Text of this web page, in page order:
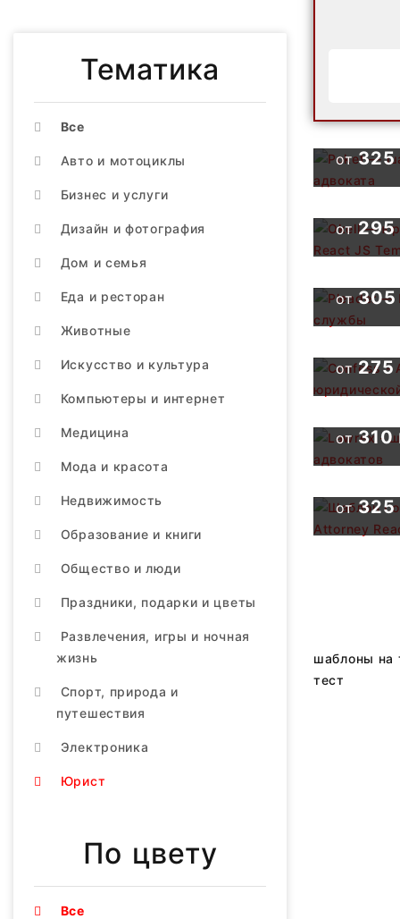
Тематика
Все
Авто и мотоциклы
Бизнес и услуги
Дизайн и фотография
Дом и семья
Еда и ресторан
Животные
Искусство и культура
Компьютеры и интернет
Медицина
Мода и красота
Недвижимость
Образование и книги
Общество и люди
Праздники, подарки и цветы
Развлечения, игры и ночная
жизнь
Спорт, природа и
путешествия
Электроника
Юрист
По цвету
Все
Poket
от325
Okell —
фирма и
JS
от295
службы
от305
Сайт
от275
Lawrex
от310
Шаблон
от325
шаблоны на
тест